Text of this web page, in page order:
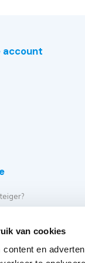
van cookies
en
account
op?